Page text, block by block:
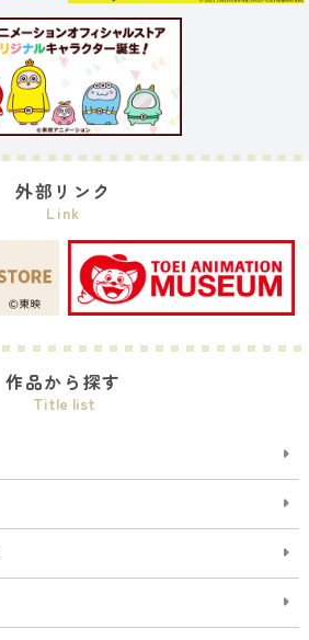
外部リンク
Link
作品から探す
Title list